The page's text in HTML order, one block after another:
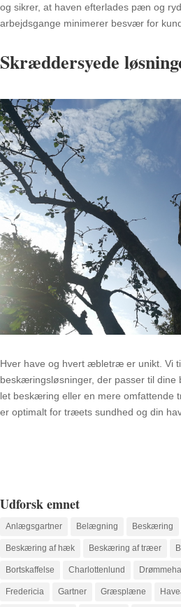
og sikrer, at haven efterlades pæn og
arbejdsgange minimerer besvær for
Skræddersyede
Hver have og hvert æbletræ er unikt. Vi
beskæringsløsninger, der passer til dine
let beskæring eller en mere omfattende
er optimalt for træets sundhed og din
Udforsk emnet
Anlægsgartner Belægning Beskæring
Beskæring af hæk Beskæring af træer
Bortskaffelse Charlottenlund
Fredericia Gartner Græsplæne